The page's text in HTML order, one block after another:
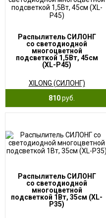
Распылитель СИЛОНГ
со светодиодной
многоцветной
подсветкой 1,5Вт, 45см
(XL-P45)
XILONG (СИЛОНГ)
810руб.
Распылитель СИЛОНГ
со светодиодной
многоцветной
подсветкой 1Вт, 35см (XL-
P35)